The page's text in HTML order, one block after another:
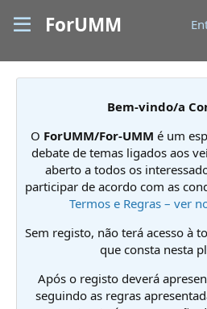
ForUMM
Bem-vindo/a
O ForUMM/For-UMM é um
debate de temas ligados aos
aberto a todos os
participar de acordo com as
Termos e Regras – ver
Sem registo, não terá acesso à
que consta nesta
Após o registo deverá
seguindo as regras